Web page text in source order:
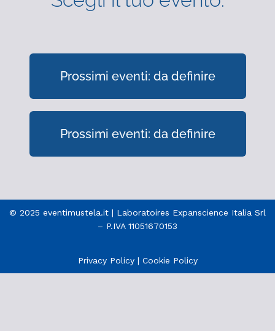
Prossimi eventi: da definire
Prossimi eventi: da definire
© 2025 eventimustela.it | Laboratoires Expanscience Italia Srl
– P.IVA 11051670153
Privacy Policy| Cookie Policy